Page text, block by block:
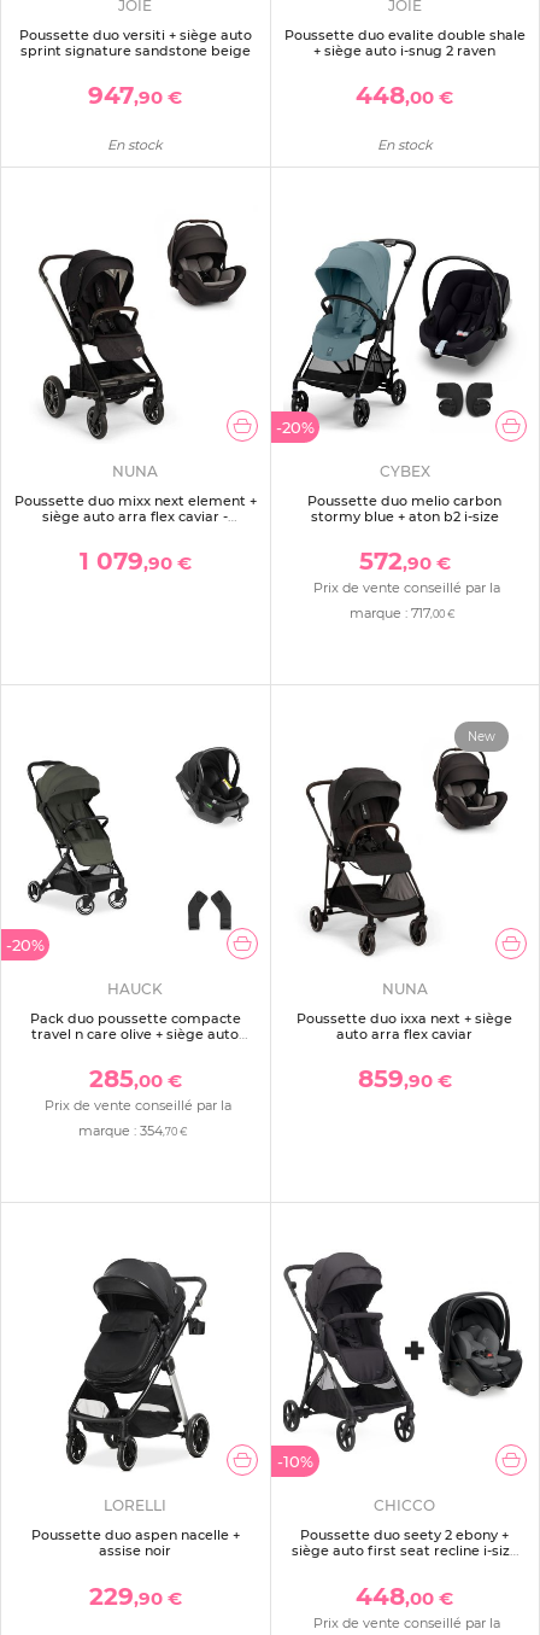
JOIE
Poussette duo versiti + siège auto
sprint signature sandstone beige
947,90 €
En stock
JOIE
Poussette duo evalite double shale
+ siège auto i-snug 2 raven
448,00 €
En stock
NUNA
Poussette duo mixx next element +
siège auto arra flex caviar -
1 079,90 €
-20%
CYBEX
Poussette duo melio carbon
stormy blue + aton b2 i-size
572,90 €
Prix de vente conseillé par la
marque : 717,00 €
-20%
HAUCK
Pack duo poussette compacte
travel n care olive + siège auto
285,00 €
Prix de vente conseillé par la
marque : 354,70 €
New
NUNA
Poussette duo ixxa next + siège
auto arra flex caviar
859,90 €
LORELLI
Poussette duo aspen nacelle +
assise noir
229,90 €
-10%
CHICCO
Poussette duo seety 2 ebony +
siège auto first seat recline i-size
448,00 €
Prix de vente conseillé par la